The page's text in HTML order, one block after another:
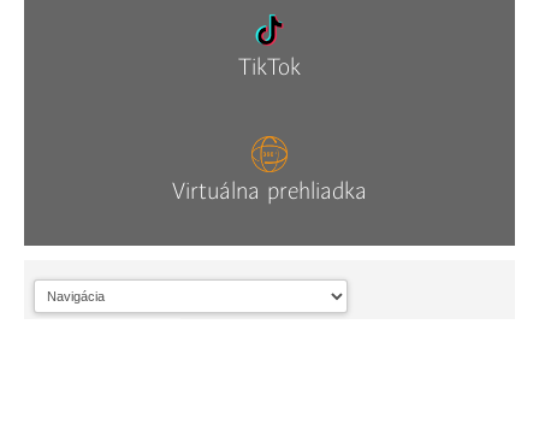
TikTok
Virtuálna prehliadka